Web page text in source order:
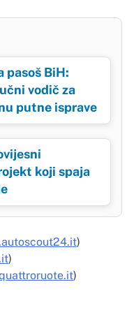
pasoš BiH:
vodič za
putne isprave
koji spaja
)
)
)